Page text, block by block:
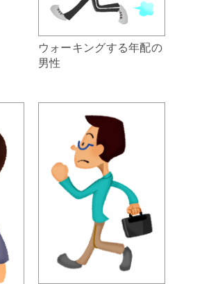
ウォーキングする年配の
男性